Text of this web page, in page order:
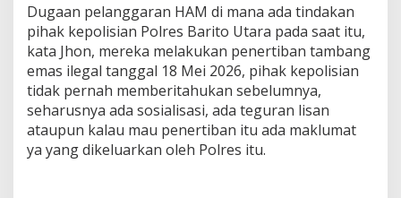
Dugaan pelanggaran HAM di mana ada tindakan
pihak kepolisian Polres Barito Utara pada saat itu,
kata Jhon, mereka melakukan penertiban tambang
emas ilegal tanggal 18 Mei 2026, pihak kepolisian
tidak pernah memberitahukan sebelumnya,
seharusnya ada sosialisasi, ada teguran lisan
ataupun kalau mau penertiban itu ada maklumat
ya yang dikeluarkan oleh Polres itu.